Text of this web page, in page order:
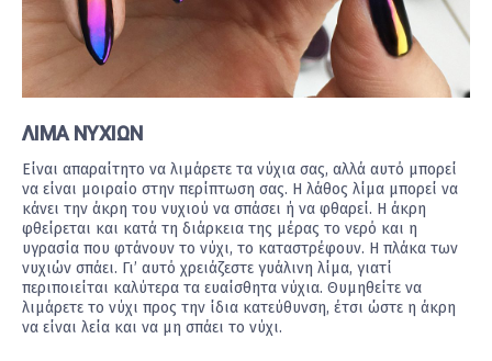
ΛΙΜΑ ΝΥΧΙΩΝ
Είναι απαραίτητο να λιμάρετε τα νύχια σας, αλλά αυτό μπορεί
να είναι μοιραίο στην περίπτωση σας. Η λάθος λίμα μπορεί να
κάνει την άκρη του νυχιού να σπάσει ή να φθαρεί. Η άκρη
φθείρεται και κατά τη διάρκεια της μέρας το νερό και η
υγρασία που φτάνουν το νύχι, το καταστρέφουν. Η πλάκα των
νυχιών σπάει. Γι’ αυτό χρειάζεστε γυάλινη λίμα, γιατί
περιποιείται καλύτερα τα ευαίσθητα νύχια. Θυμηθείτε να
λιμάρετε το νύχι προς την ίδια κατεύθυνση, έτσι ώστε η άκρη
να είναι λεία και να μη σπάει το νύχι.